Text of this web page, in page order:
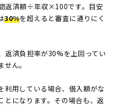
返済額÷年収×100です。目安
30%を超えると審査に通りにく
返済負担率が30%を上回ってい
ん。
利用している場合、借入額がな
とになります。その場合も、返